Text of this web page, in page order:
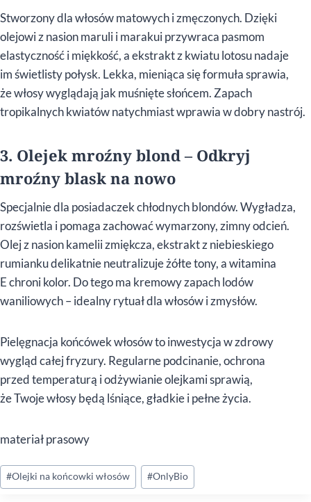
Stworzony dla włosów matowych i zmęczonych. Dzięki
olejowi z nasion maruli i marakui przywraca pasmom
elastyczność i miękkość, a ekstrakt z kwiatu lotosu nadaje
im świetlisty połysk. Lekka, mieniąca się formuła sprawia,
że włosy wyglądają jak muśnięte słońcem. Zapach
tropikalnych kwiatów natychmiast wprawia w dobry nastrój.
3. Olejek mroźny blond – Odkryj
mroźny blask na nowo
Specjalnie dla posiadaczek chłodnych blondów. Wygładza,
rozświetla i pomaga zachować wymarzony, zimny odcień.
Olej z nasion kamelii zmiękcza, ekstrakt z niebieskiego
rumianku delikatnie neutralizuje żółte tony, a witamina
E chroni kolor. Do tego ma kremowy zapach lodów
waniliowych – idealny rytuał dla włosów i zmysłów.
Pielęgnacja końcówek włosów to inwestycja w zdrowy
wygląd całej fryzury. Regularne podcinanie, ochrona
przed temperaturą i odżywianie olejkami sprawią,
że Twoje włosy będą lśniące, gładkie i pełne życia.
materiał prasowy
Tagi
wpisu:
#Olejki na końcowki włosów #OnlyBio